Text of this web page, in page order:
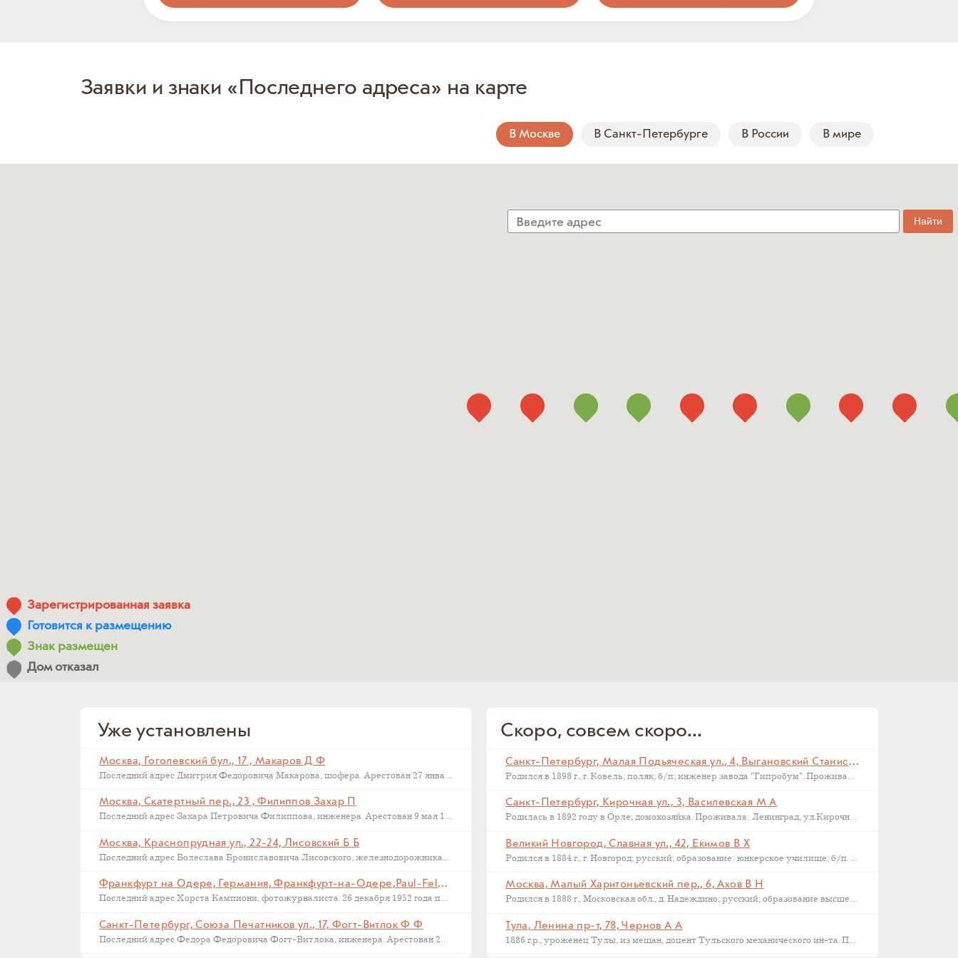
Заявки и знаки «Последнего адреса» на карте
В Москве В Санкт-Петербурге В России В мире
Зарегистрированная заявка
Готовится к размещению
Знак размещен
Дом отказал
Уже установлены
Москва, Гоголевский бул., 17 , Макаров Д Ф
Последний адрес Дмитрия Федоровича Макарова, шофера. Арестован 27 января 1937...
Москва, Скатертный пер., 23 , Филиппов Захар П
Последний адрес Захара Петровича Филиппова, инженера. Арестован 9 мая 1933...
Москва, Краснопрудная ул., 22-24, Лисовский Б Б
Последний адрес Болеслава Брониславовича Лисовского, железнодорожника....
Франкфурт на Одере, Германия, Франкфурт-на-Одере,Paul-Feldner-Straße, 13, Кампиони Х Г
Последний адрес Хорста Кампиони, фотожурналиста. 26 декабря 1952 года приговорен...
Санкт-Петербург, Союза Печатников ул., 17, Фогт-Витлок Ф Ф
Последний адрес Федора Федоровича Фогт-Витлока, инженера. Арестован 27 июня...
Скоро, совсем скоро...
Санкт-Петербург, Малая Подьяческая ул., 4, Выгановский Станислав С (
Родился в 1898 г., г. Ковель; поляк; б/п; инженер завода "Гипробум". Проживал: Ленинград, Малая Подьяческая ул., д.4, кв.18. Арестован 16 сентября 1937 г. Приговорен: Комиссия НКВД и прокуратуры СССР 23 сентября 1937 г., обв.: 58-6-9-11 УК РСФСР. Расстрелян 28 сентября 1937 г. Реабилитирован 16.09.1957.
Санкт-Петербург, Кирочная ул., 3, Василевская М А
Родилась в 1892 году в Орле; домохозяйка. Проживала: Ленинград, ул.Кирочная, д.3, кв.2. Арестована: сентябрь-ноябрь 1937 года. Была сослана в Казахстан как ЧСИР. Умерла в 1944-45 г, село Манкент, Южный Казахстан.
Великий Новгород, Славная ул., 42, Екимов В Х
Родился в 1884 г., г. Новгород; русский; образование: юнкерское училище; б/п. Счетовод леспромхоза. Проживал: г. Новгород. Арестован 18 марта 1931 г. Приговорен: 23 апреля 1931 г. Приговор: Дело прекращено, освобожден. Бухгалтер артели "Сапожник". Арестован 2 апреля 1938 г. Приговор: ВМН.
Москва, Малый Харитоньевский пер., 6, Ахов В Н
Родился в 1888 г., Московская обл., д. Надеждино; русский; образование высшее; член ВКП(б); преподаватель Военной Академии РККА. Проживал: Москва, ул. М. Харитоньевская, 6-4. Арестован 31 декабря 1932 г. Приговорен: Коллегией ОГПУ 17 февраля 1933 г., обв.: террористической деятельности, к.-р. агитации и пропаганде. Расстрелян 21 марта 1933 г. Место захоронения – Москва, Ваганьковское кладбище. Реабилитирован 6 марта 1958 г.
Тула, Ленина пр-т, 78, Чернов А А
1886 г.р., уроженец Тулы, из мещан, доцент Тульского механического ин-та. Проживал: Тула, ул. Коммунаров 122, кв. 17. Арестован 24 января 1938 г. Обвинение: участник контрреволюционной эсеровской организации г. Тулы. Дата смерти – 9 октября 1938 года. Реабилитирован в 1955 году.